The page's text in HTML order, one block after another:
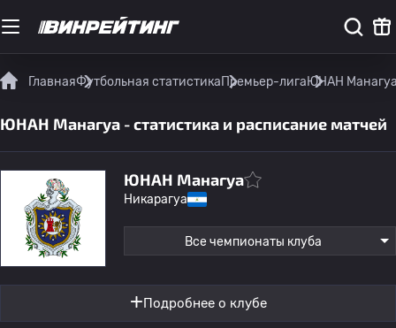
ГлавнаяФутбольная статистикаПремьер-лигаЮНАН
ЮНАН Манагуа - статистика и расписание матчей
ЮНАН Манагуа
Никарагуа
Все чемпионаты клуба
Подробнее о клубе